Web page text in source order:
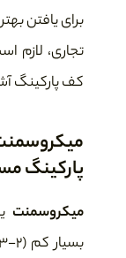
برای یافتن
تجاری، لازم
کف پارکینگ
پارکینگ
میکروسمنت